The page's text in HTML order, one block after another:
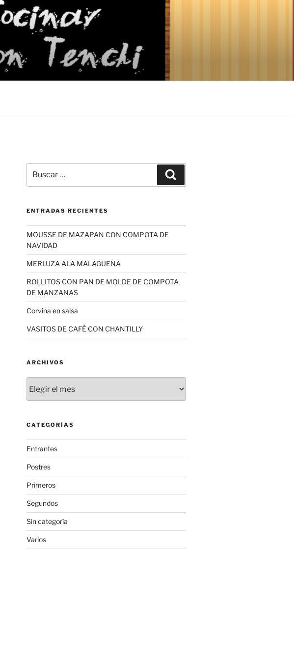
por:
ENTRADAS RECIENTES
MOUSSE DE MAZAPAN CON COMPOTA DE
NAVIDAD
MERLUZA ALA MALAGUEÑA
ROLLITOS CON PAN DE MOLDE DE COMPOTA
DE MANZANAS
Corvina en salsa
VASITOS DE CAFÉ CON CHANTILLY
ARCHIVOS
CATEGORÍAS
Entrantes
Postres
Primeros
Segundos
Sin categoría
Varios